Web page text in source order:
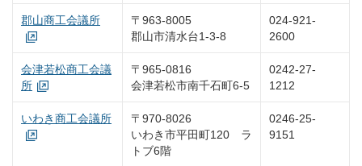
郡山商工会議所
〒963-8005
郡山市清水台1-3-8
024-921-
2600
会津若松商工会議
所
〒965-0816
会津若松市南千石町6-5
0242-27-
1212
いわき商工会議所
〒970-8026
いわき市平田町120 ラ
トブ6階
0246-25-
9151